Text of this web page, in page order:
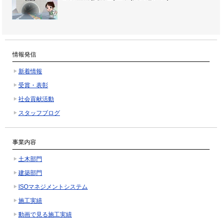
情報発信
新着情報
受賞・表彰
社会貢献活動
スタッフブログ
事業内容
土木部門
建築部門
ISOマネジメントシステム
施工実績
動画で見る施工実績